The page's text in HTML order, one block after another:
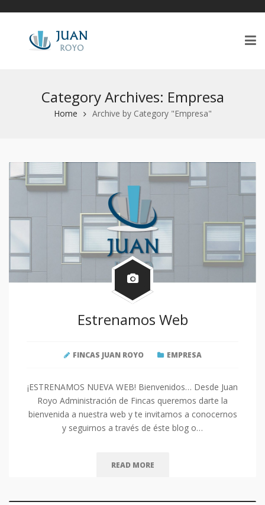
Category Archives: Empresa
Home Archive by Category "Empresa"
Estrenamos Web
FINCAS JUAN ROYO EMPRESA
¡ESTRENAMOS NUEVA WEB! Bienvenidos… Desde Juan
Royo Administración de Fincas queremos darte la
bienvenida a nuestra web y te invitamos a conocernos
y seguirnos a través de éste blog o…
READ MORE